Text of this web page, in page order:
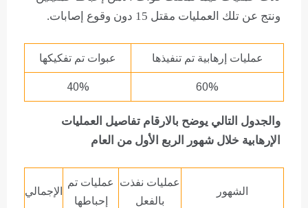
ونتج عن تلك العمليات مقتل 15 دون وقوع إصابات.
عمليات إرهابية تم تنفيذها عبوات تم تفكيكها
60%
40%
والجدول التالي يوضح بالارقام تفاصيل العمليات
الإرهابية خلال شهور الربع الأول من العام
الشهور
عمليات نفذت
بالفعل
عمليات تم
إحباطها
الإجمالي